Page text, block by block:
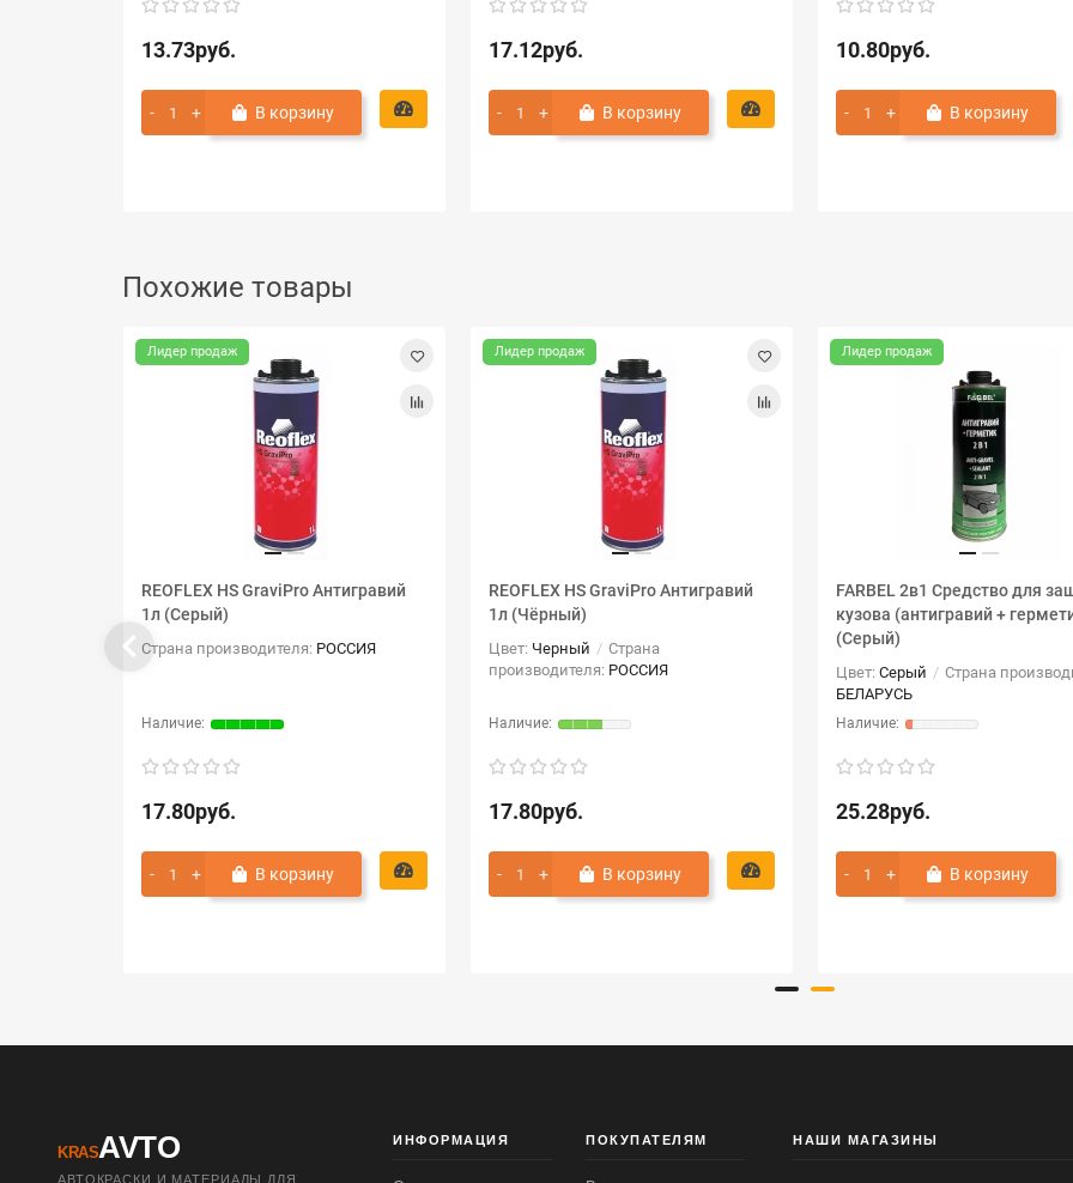
13.73руб.
В корзину
17.12руб.
В корзину
10.80руб.
В корзину
Похожие товары
Лидер продаж
REOFLEX HS GraviPro Антигравий
1л (Серый)
Страна производителя: РОССИЯ
17.80руб.
В корзину
Лидер продаж
REOFLEX HS GraviPro Антигравий
1л (Чёрный)
Цвет: Черный
Страна
производителя: РОССИЯ
17.80руб.
В корзину
Лидер продаж
FARBEL 2в1 Средство для
кузова (антигравий +
(Серый)
Цвет: Серый
Страна
БЕЛАРУСЬ
25.28руб.
В корзину
KRASAVTO
АВТОКРАСКИ И МАТЕРИАЛЫ ДЛЯ
ИНФОРМАЦИЯ ПОКУПАТЕЛЯМ НАШИ МАГАЗИНЫ